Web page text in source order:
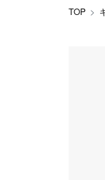
TOP